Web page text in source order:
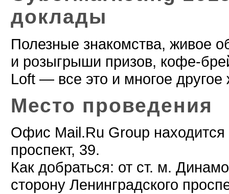
доклады
Полезные знакомства, живое
и розыгрыши призов, кофе-
Loft — все это и многое
Место проведения
Офис Mail.Ru Group находится
проспект, 39.
Как добраться: от ст. м.
сторону Ленинградского